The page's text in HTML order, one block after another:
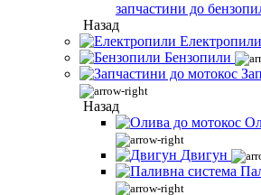
запчастини до
Назад
Електропили
Бензопили
Назад
Двигун